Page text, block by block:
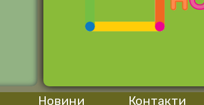
Новини Контакти